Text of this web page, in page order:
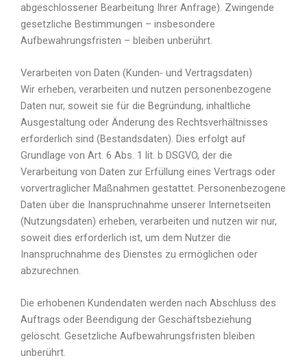
abgeschlossener Bearbeitung Ihrer Anfrage). Zwingende
gesetzliche Bestimmungen – insbesondere
Aufbewahrungsfristen – bleiben unberührt.
Verarbeiten von Daten (Kunden- und Vertragsdaten)
Wir erheben, verarbeiten und nutzen personenbezogene
Daten nur, soweit sie für die Begründung, inhaltliche
Ausgestaltung oder Änderung des Rechtsverhältnisses
erforderlich sind (Bestandsdaten). Dies erfolgt auf
Grundlage von Art. 6 Abs. 1 lit. b DSGVO, der die
Verarbeitung von Daten zur Erfüllung eines Vertrags oder
vorvertraglicher Maßnahmen gestattet. Personenbezogene
Daten über die Inanspruchnahme unserer Internetseiten
(Nutzungsdaten) erheben, verarbeiten und nutzen wir nur,
soweit dies erforderlich ist, um dem Nutzer die
Inanspruchnahme des Dienstes zu ermöglichen oder
abzurechnen.
Die erhobenen Kundendaten werden nach Abschluss des
Auftrags oder Beendigung der Geschäftsbeziehung
gelöscht. Gesetzliche Aufbewahrungsfristen bleiben
unberührt.